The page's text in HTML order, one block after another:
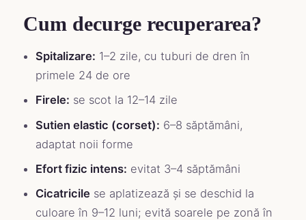
Cum decurge recuperarea?
Spitalizare: 1–2 zile, cu tuburi de dren în
primele 24 de ore
Firele: se scot la 12–14 zile
Sutien elastic (corset): 6–8 săptămâni,
adaptat noii forme
Efort fizic intens: evitat 3–4 săptămâni
Cicatricile se aplatizează și se deschid la
culoare în 9–12 luni; evită soarele pe zonă în